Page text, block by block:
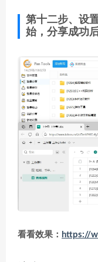
第十二步、设
始，分享成功
看看效果： https://